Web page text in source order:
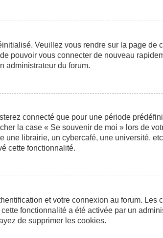
Veuillez vous rendre sur la page de
pouvoir vous connecter de nouveau
administrateur du forum.
connecté que pour une période
la case « Se souvenir de moi » lors de
une librairie, un cybercafé, une université,
cette fonctionnalité.
et votre connexion au forum. Les
fonctionnalité a été activée par un
de supprimer les cookies.